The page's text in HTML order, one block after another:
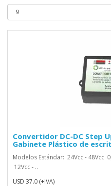
Convertidor DC-DC Step
Gabinete Plástico de
Modelos Estándar: 24Vcc - 48Vcc
12Vcc - ..
USD 37.0 (+IVA)